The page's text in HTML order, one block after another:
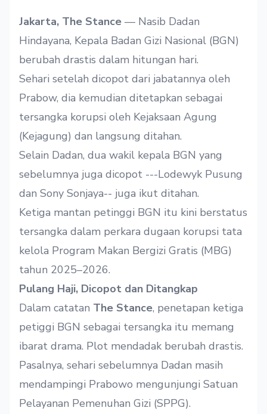
Jakarta, The Stance — Nasib Dadan
Hindayana, Kepala Badan Gizi Nasional (BGN)
berubah drastis dalam hitungan hari.
Sehari setelah dicopot dari jabatannya oleh
Prabow, dia kemudian ditetapkan sebagai
tersangka korupsi oleh Kejaksaan Agung
(Kejagung) dan langsung ditahan.
Selain Dadan, dua wakil kepala BGN yang
sebelumnya juga dicopot ---Lodewyk Pusung
dan Sony Sonjaya-- juga ikut ditahan.
Ketiga mantan petinggi BGN itu kini berstatus
tersangka dalam perkara dugaan korupsi tata
kelola Program Makan Bergizi Gratis (MBG)
tahun 2025–2026.
Pulang Haji, Dicopot dan Ditangkap
Dalam catatan The Stance, penetapan ketiga
petiggi BGN sebagai tersangka itu memang
ibarat drama. Plot mendadak berubah drastis.
Pasalnya, sehari sebelumnya Dadan masih
mendampingi Prabowo mengunjungi Satuan
Pelayanan Pemenuhan Gizi (SPPG).